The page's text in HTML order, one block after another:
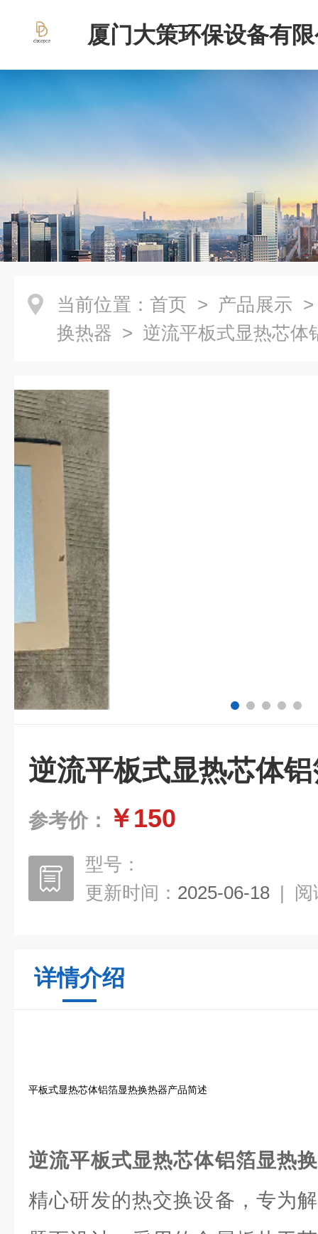
厦门大策环保设备有
当前位置： 首页 > 产品展示
换热器 > 逆流平板式显热芯体
逆流平板式显热芯体
参考价： ￥150
型号：
更新时间： 2025-06-18 | 阅
详情介绍
平板式显热芯体铝箔显热换热器产品简述
逆流平板式显热芯体铝箔显热
精心研发的热交换设备，专为